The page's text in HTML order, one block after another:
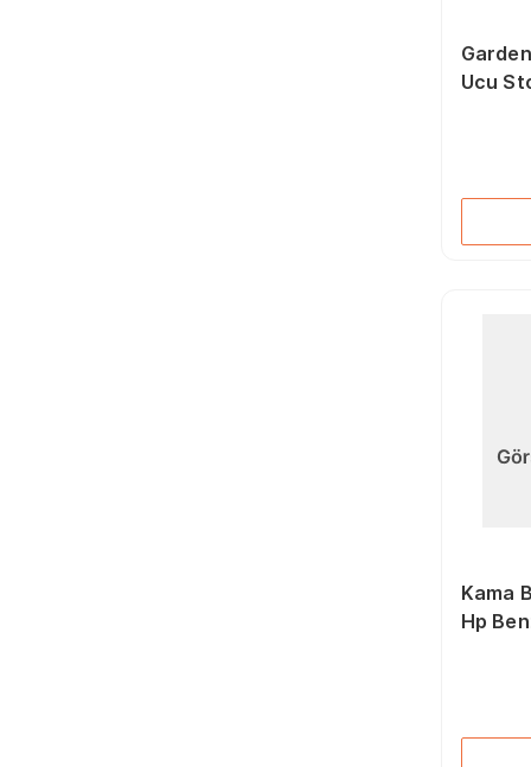
Ucu
Kama
Hp